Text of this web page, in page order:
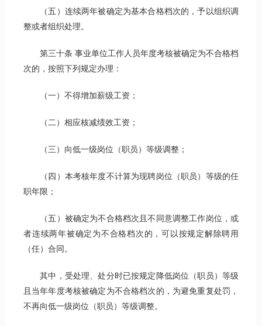
（五）连续两年被确定为基本合格档次的，予以组织调
整或者组织处理。
第三十条 事业单位工作人员年度考核被确定为不合格档
次的，按照下列规定办理：
（一）不得增加薪级工资；
（二）相应核减绩效工资；
（三）向低一级岗位（职员）等级调整；
（四）本考核年度不计算为现聘岗位（职员）等级的任
职年限；
（五）被确定为不合格档次且不同意调整工作岗位，或
者连续两年被确定为不合格档次的，可以按规定解除聘用
（任）合同。
其中，受处理、处分时已按规定降低岗位（职员）等级
且当年年度考核被确定为不合格档次的，为避免重复处罚，
不再向低一级岗位（职员）等级调整。